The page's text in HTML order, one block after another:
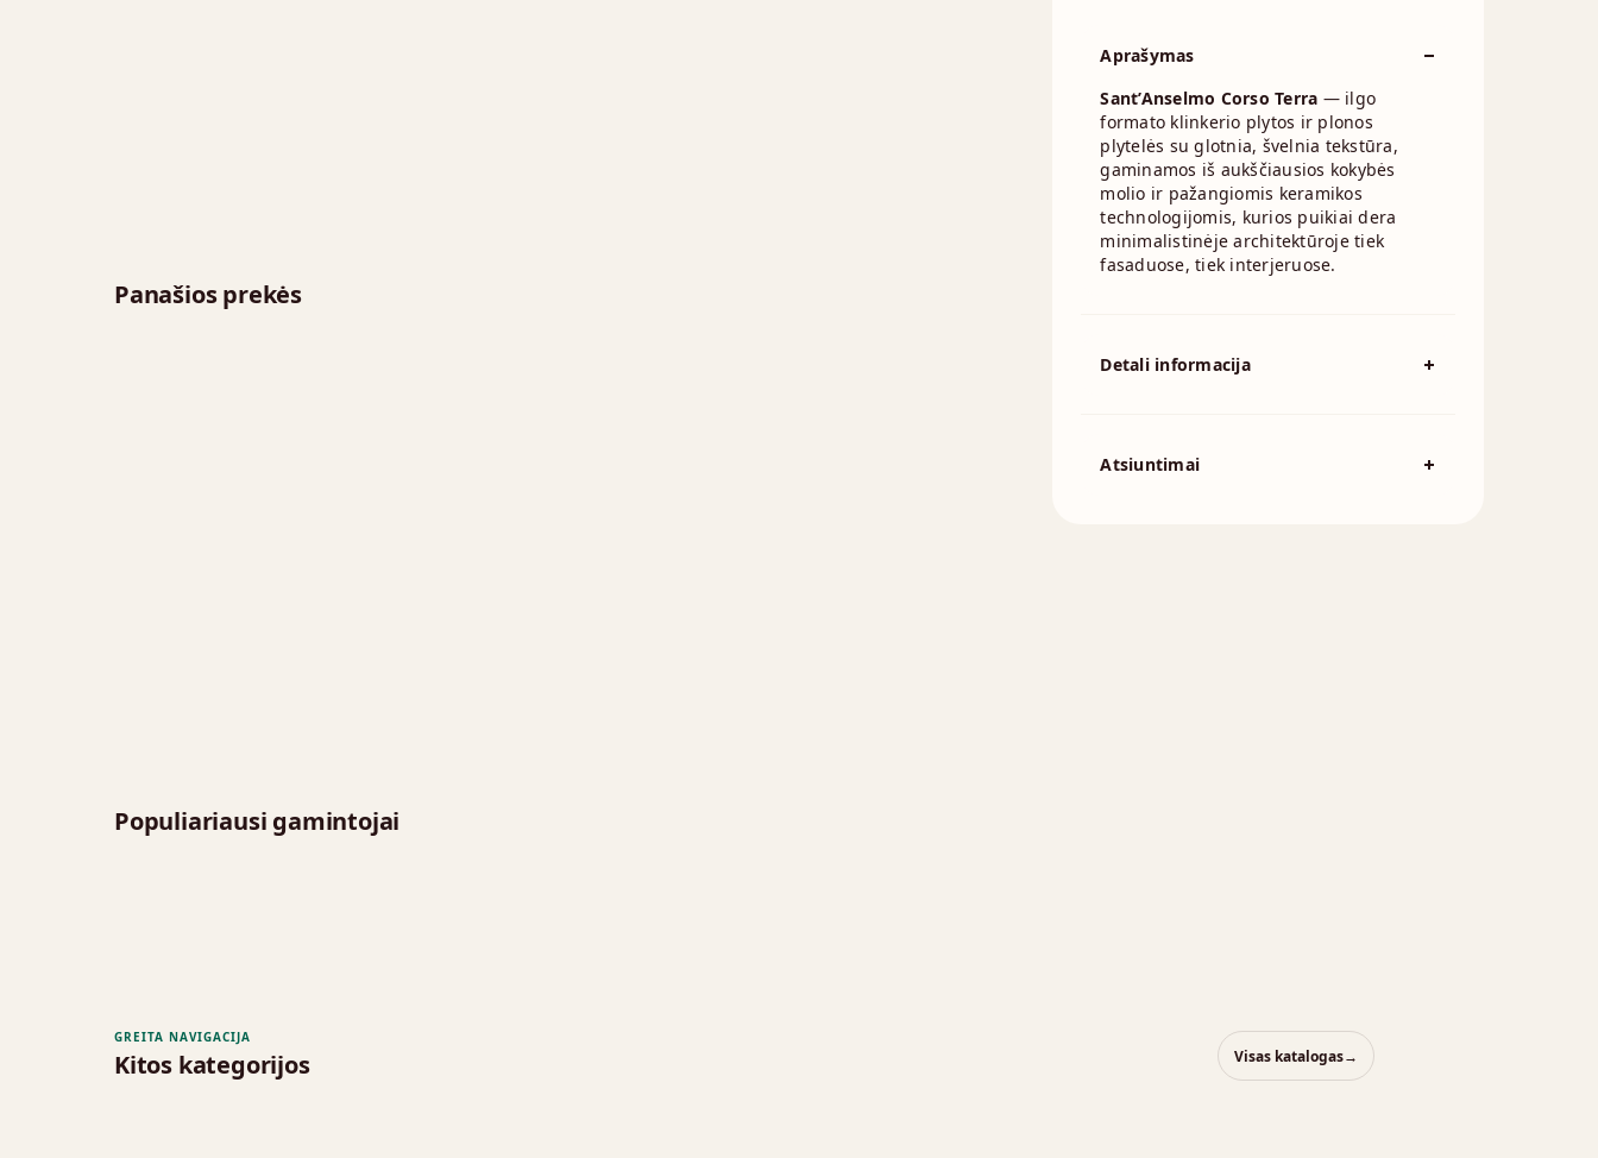
Aprašymas
Sant’Anselmo Corso Terra — ilgo
formato klinkerio plytos ir plonos
plytelės su glotnia, švelnia tekstūra,
gaminamos iš aukščiausios kokybės
molio ir pažangiomis keramikos
technologijomis, kurios puikiai dera
minimalistinėje architektūroje tiek
fasaduose, tiek interjeruose.
Detali informacija
Atsiuntimai
Panašios prekės
Populiariausi gamintojai
GREITA NAVIGACIJA
Kitos kategorijos Visas katalogas→